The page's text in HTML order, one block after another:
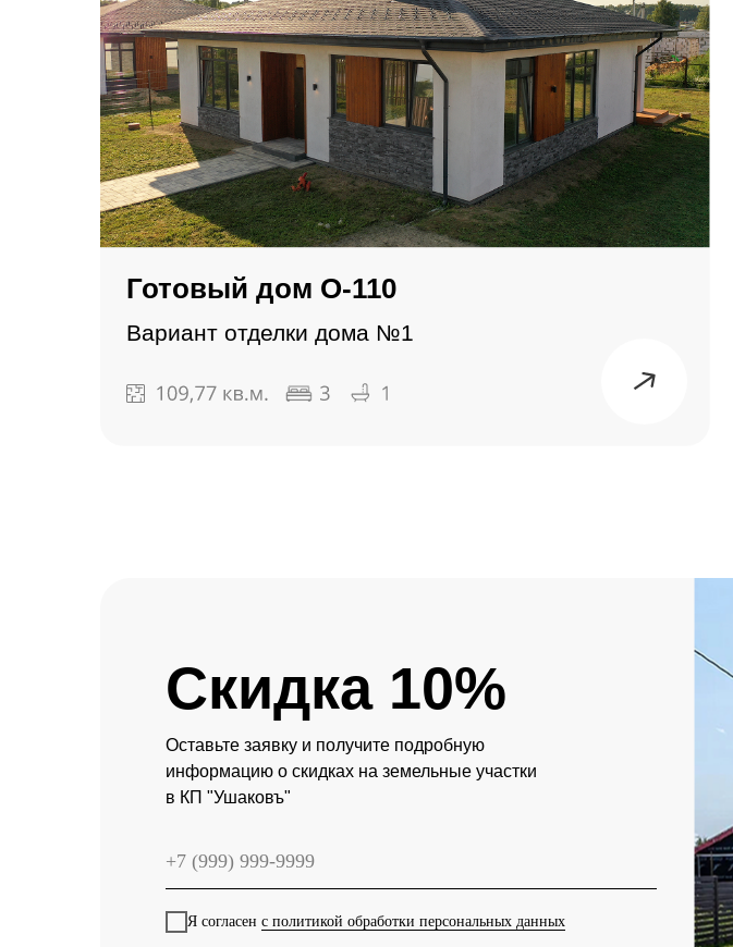
Вариант отделки дома №1
Готовый дом О-110
Скидка 10%
Я согласен с политикой обработки персональных данных
Оставьте заявку и получите подробную
информацию о скидках на земельные участки
в КП "Ушаковъ"